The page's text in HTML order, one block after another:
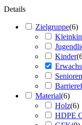
Details
Zielgruppe(6)
Kinder(
Senioren
Material(6)
Holz(6)
HDPE